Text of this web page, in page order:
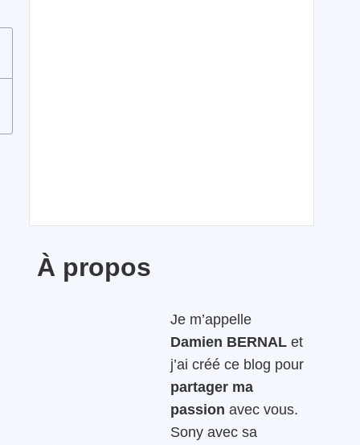
À propos
Je m’appelle
Damien BERNAL et
j’ai créé ce blog pour
partager ma
passion avec vous.
Sony avec sa